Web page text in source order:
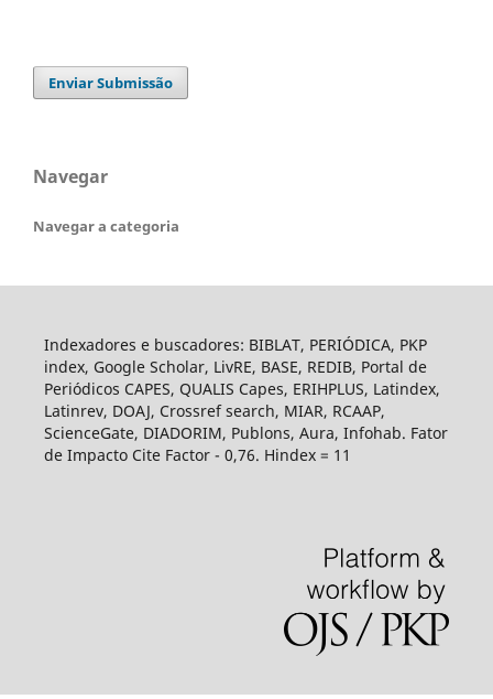
Enviar Submissão
Navegar
Navegar a categoria
Indexadores e buscadores: BIBLAT, PERIÓDICA, PKP
index, Google Scholar, LivRE, BASE, REDIB, Portal de
Periódicos CAPES, QUALIS Capes, ERIHPLUS, Latindex,
Latinrev, DOAJ, Crossref search, MIAR, RCAAP,
ScienceGate, DIADORIM, Publons, Aura, Infohab. Fator
de Impacto Cite Factor - 0,76. Hindex = 11